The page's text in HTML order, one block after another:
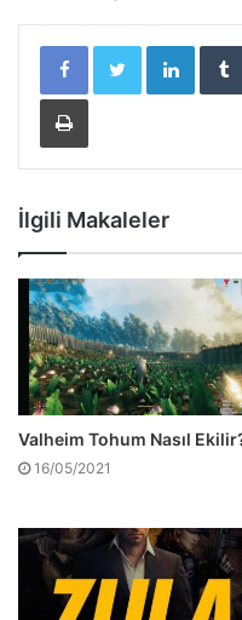
Yazdır
İlgili Makaleler
Valheim Tohum Nasıl
16/05/2021